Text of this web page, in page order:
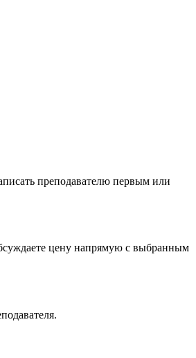
преподавателю первым или
цену напрямую с выбранным